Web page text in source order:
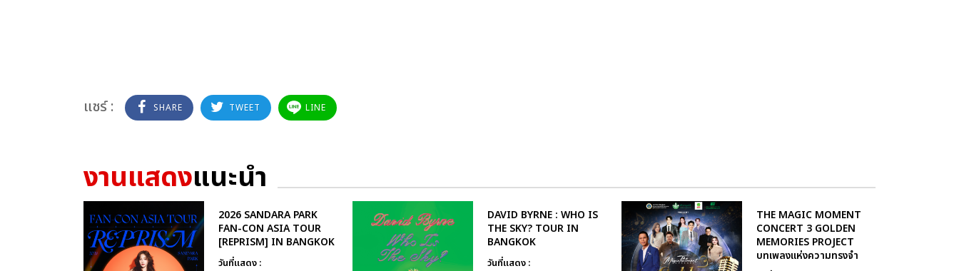
แชร์ : SHARE TWEET LINE
งานแสดงแนะนำ
2026 SANDARA PARK
FAN-CON ASIA TOUR
[REPRISM] IN BANGKOK
วันที่แสดง :
DAVID BYRNE : WHO IS
THE SKY? TOUR IN
BANGKOK
วันที่แสดง :
THE MAGIC MOMENT
CONCERT 3 GOLDEN
MEMORIES PROJECT
บทเพลงแห่งความทรงจำ